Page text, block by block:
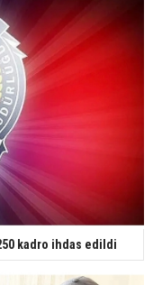
lira seyahat harcaması
duyurdu: Vahşetin
tespit edildi
kadro ihdas edildi